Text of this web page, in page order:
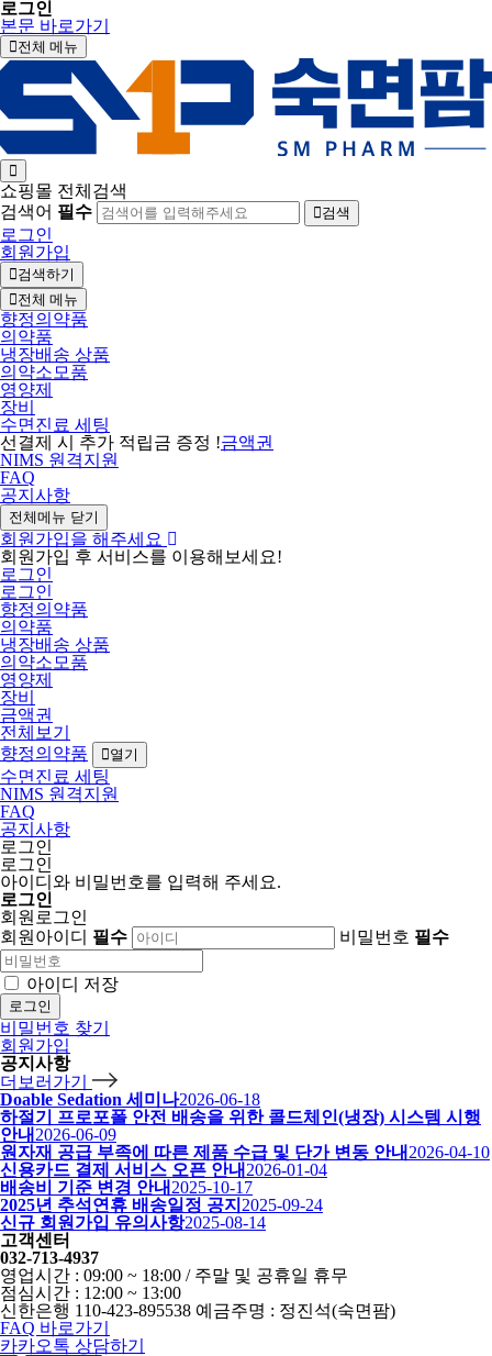
로그인
본문 바로가기
전체 메뉴
쇼핑몰 전체검색
검색어 필수 검색
로그인
회원가입
검색하기
전체 메뉴
향정의약품
의약품
냉장배송 상품
의약소모품
영양제
장비
수면진료 세팅
선결제 시 추가 적립금 증정 !금액권
NIMS 원격지원
FAQ
공지사항
전체메뉴 닫기
회원가입을 해주세요
회원가입 후 서비스를 이용해보세요!
로그인
로그인
향정의약품
의약품
냉장배송 상품
의약소모품
영양제
장비
금액권
전체보기
향정의약품
열기
수면진료 세팅
NIMS 원격지원
FAQ
공지사항
로그인
로그인
아이디와 비밀번호를 입력해 주세요.
로그인
회원로그인
회원아이디 필수 비밀번호 필수
아이디 저장
로그인
비밀번호 찾기
회원가입
공지사항
더보러가기
Doable Sedation 세미나2026-06-18
하절기 프로포폴 안전 배송을 위한 콜드체인(냉장) 시스템 시행
안내 2026-06-09
원자재 공급 부족에 따른 제품 수급 및 단가 변동 안내 2026-04-10
신용카드 결제 서비스 오픈 안내 2026-01-04
배송비 기준 변경 안내 2025-10-17
2025년 추석연휴 배송일정 공지 2025-09-24
신규 회원가입 유의사항2025-08-14
고객센터
032-713-4937
영업시간 : 09:00 ~ 18:00 / 주말 및 공휴일 휴무
점심시간 : 12:00 ~ 13:00
신한은행 110-423-895538 예금주명 : 정진석(숙면팜)
FAQ 바로가기
카카오톡 상담하기